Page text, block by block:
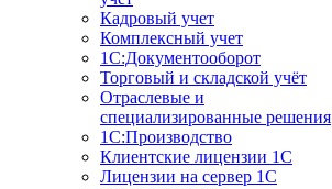
Кадровый учет
Комплексный учет
1С:Документооборот
Торговый и складской учёт
Отраслевые и
специализированные решения
1С:Производство
Клиентские лицензии 1С
Лицензии на сервер 1С